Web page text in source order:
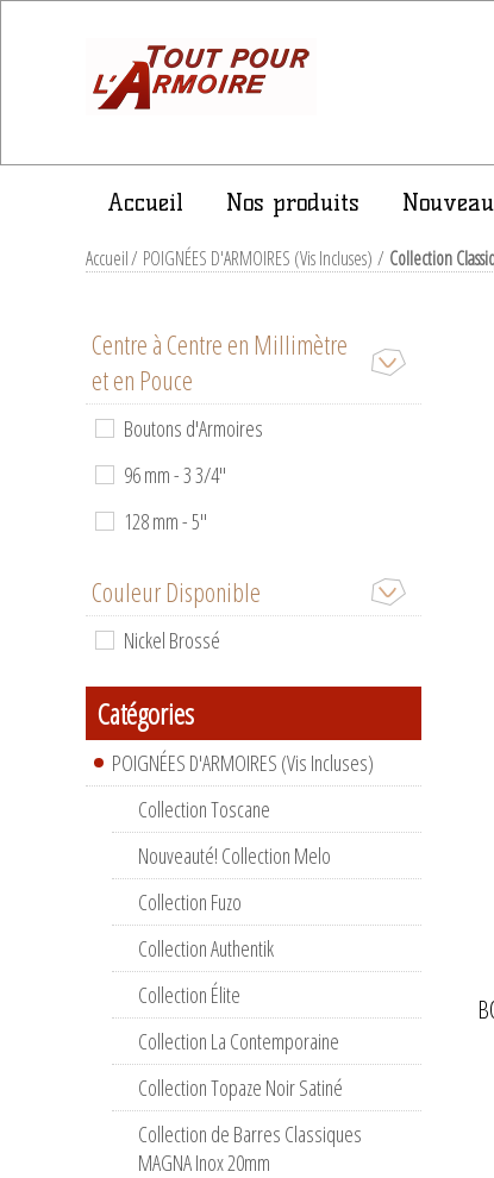
Accueil Nos produits
Accueil/ POIGNÉES D'ARMOIRES (Vis Incluses) / Collection
Centre à Centre en Millimètre
et en Pouce
Boutons d'Armoires
96 mm - 3 3/4''
128 mm - 5''
Couleur Disponible
Nickel Brossé
Catégories
POIGNÉES D'ARMOIRES (Vis Incluses)
Collection Toscane
Nouveauté! Collection Melo
Collection Fuzo
Collection Authentik
Collection Élite
Collection La Contemporaine
Collection Topaze Noir Satiné
Collection de Barres Classiques
MAGNA Inox 20mm